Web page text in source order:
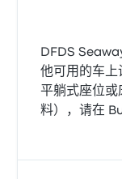
DFDS
他可用的车上
平躺式座位或
料），请在